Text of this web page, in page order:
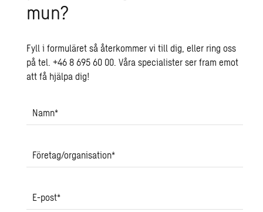
mun?
Fyll i formuläret så återkommer vi till dig, eller ring oss
på tel. +46 8 695 60 00. Våra specialister ser fram emot
att få hjälpa dig!
Namn*
Företag/organisation*
E-post*